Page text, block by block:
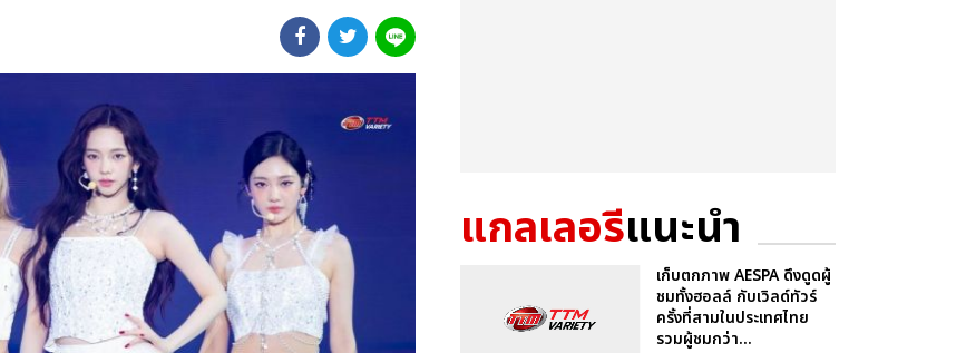
แกลเลอรีแนะนำ
เก็บตกภาพ AESPA ดึงดูดผู้
ชมทั้งฮอลล์ กับเวิลด์ทัวร์
ครั้งที่สามในประเทศไทย
รวมผู้ชมกว่า...